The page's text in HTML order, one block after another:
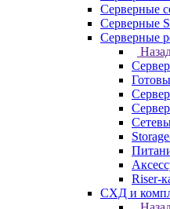
Серверные
Серверные
Серверные
Riser-
СХД и